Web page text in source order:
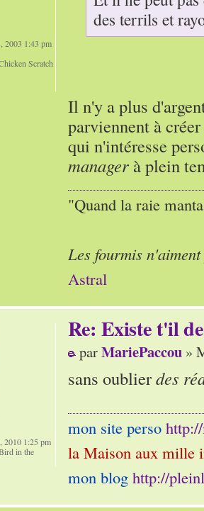
des terrils et
Il n'y a plus
parviennent à
qui n'intéresse
manager à plein
"Quand la raie
Les fourmis
Astral
2003 1:43 pm
Scratch
Re: Existe t'il
parMariePaccou »
sans oublierdes
mon site perso
la Maison aux mille
mon blog http://
2010 1:25 pm
in the